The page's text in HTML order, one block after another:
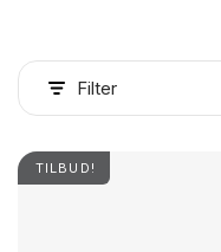
Filter
TILBUD!